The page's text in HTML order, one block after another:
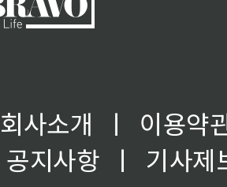
회사소개 ㅣ
이용약
공지사항
ㅣ
기사제